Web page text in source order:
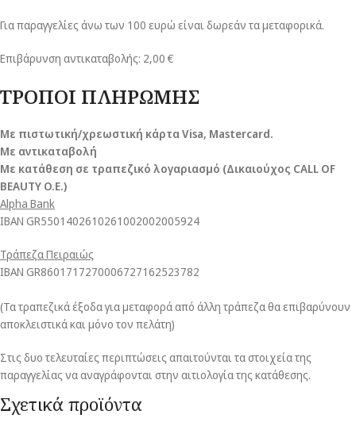
Για παραγγελίες άνω των 100 ευρώ είναι δωρεάν τα μεταφορικά.
Επιβάρυνση αντικαταβολής: 2,00 €
ΤΡΟΠΟΙ ΠΛΗΡΩΜΗΣ
Με πιστωτική/χρεωστική κάρτα Visa, Mastercard.
Με αντικαταβολή
Με κατάθεση σε τραπεζικό λογαριασμό (Δικαιούχος CALL OF
BEAUTY O.E.)
Alpha Bank
ΙΒΑΝ GR5501402610261002002005924
Τράπεζα Πειραιώς
ΙΒΑΝ GR8601717270006727162523782
(Τα τραπεζικά έξοδα για μεταφορά από άλλη τράπεζα θα επιβαρύνουν
αποκλειστικά και μόνο τον πελάτη)
Στις δυο τελευταίες περιπτώσεις απαιτούνται τα στοιχεία της
παραγγελίας να αναγράφονται στην αιτιολογία της κατάθεσης.
Σχετικά προϊόντα